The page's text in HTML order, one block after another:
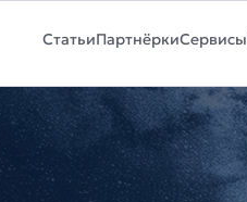
СтатьиПартнёркиСервисы